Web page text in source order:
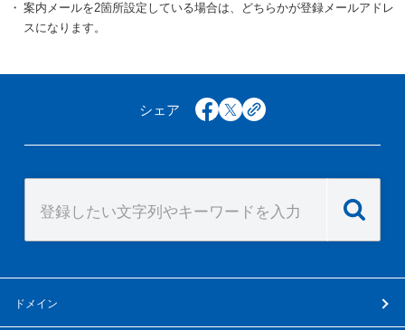
案内メールを2箇所設定している場合は、どちらかが登録メールアドレ
スになります。
シェア facebook
x copy
ドメイン